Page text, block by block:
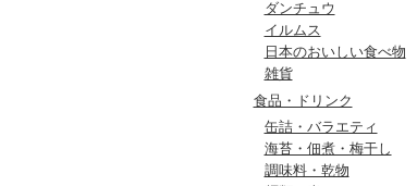
ダンチュウ
イルムス
日本のおいしい食べ物
雑貨
食品・ドリンク
缶詰・バラエティ
海苔・佃煮・梅干し
調味料・乾物